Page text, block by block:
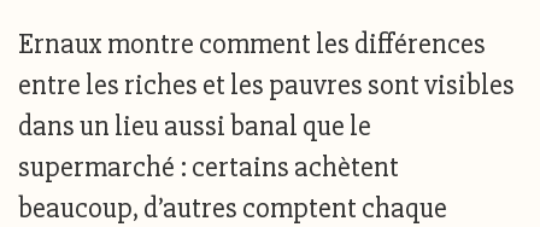
Ernaux montre comment les différences
entre les riches et les pauvres sont visibles
dans un lieu aussi banal que le
supermarché : certains achètent
beaucoup, d’autres comptent chaque